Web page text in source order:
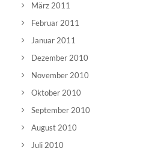
März 2011
Februar 2011
Januar 2011
Dezember 2010
November 2010
Oktober 2010
September 2010
August 2010
Juli 2010